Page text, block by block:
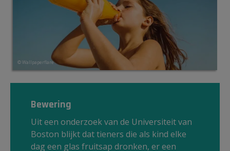
© Wallpaperflare
Bewering
Uit een onderzoek van de Universiteit van
Boston blijkt dat tieners die als kind elke
dag een glas fruitsap dronken, er een